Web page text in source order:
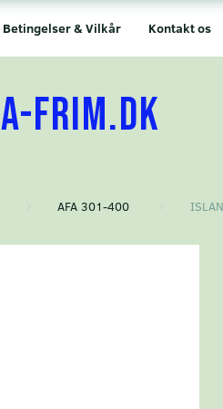
Kontakt os
Betingelser & Vilkår
A-FRIM.DK
AFA 301-400